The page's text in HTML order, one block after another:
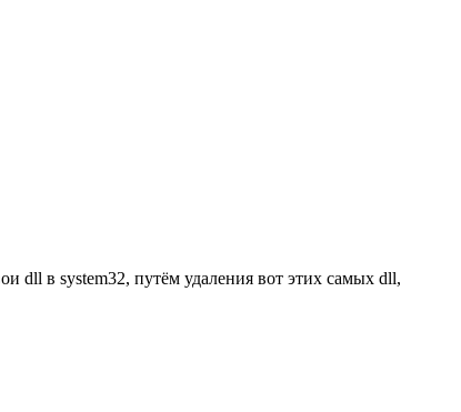
dll в system32, путём удаления вот этих самых dll,